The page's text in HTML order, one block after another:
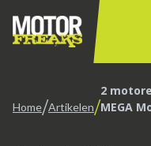
Home/Artikelen/2
MEGA